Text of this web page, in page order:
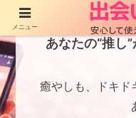
あなたの“推し
癒やしも、ドキド
メニュー